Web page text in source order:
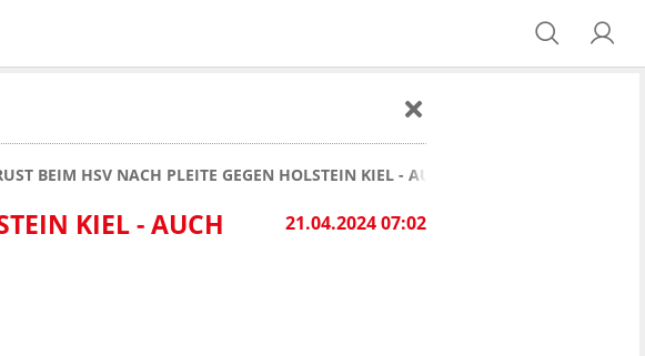
BEIM HSV NACH PLEITE GEGEN HOLSTEIN KIEL - AUCH WEGEN SCHIRI
21.04.2024 07:02
KIEL - AUCH